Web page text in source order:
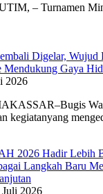
– Turnamen
Digelar, Wujud
Mendukung Gaya
2026
kegiatanyang
2026 Hadir Lebih
Langkah Baru
Juli 2026